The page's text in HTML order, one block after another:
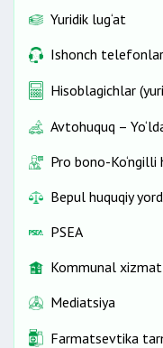
Yuridik lug‘at
Ishonch
Hisoblagichlar
Avtohuquq –
Pro bono-Ko‘ngilli
Bepul huquqiy
PSEA
Kommunal
Mediatsiya
Farmatsevtika